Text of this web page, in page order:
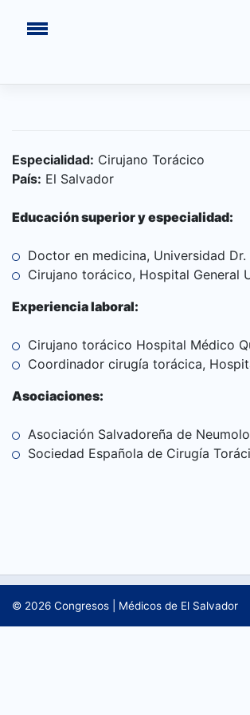
INICIO
CONGRESOS PASADOS
CONTÁCTANOS
Saltar
Especialidad: Cirujano Torácico
País: El Salvador
Educación superior y especialidad:
Doctor en medicina, Universidad
Cirujano torácico, Hospital General
Experiencia laboral:
Cirujano torácico Hospital Médico
Coordinador cirugía torácica,
Asociaciones:
Asociación Salvadoreña de
Sociedad Española de Cirugía
© 2026 Congresos Médicos de El Salvador